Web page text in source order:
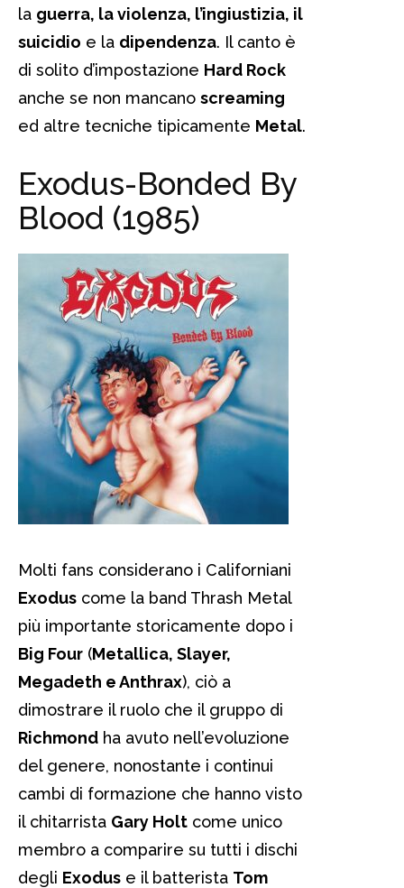
la guerra, la violenza, l’ingiustizia, il
suicidio e la dipendenza. Il canto è
di solito d’impostazione Hard Rock
anche se non mancano screaming
ed altre tecniche tipicamente Metal.
Exodus-Bonded By
Blood (1985)
Molti fans considerano i Californiani
Exodus come la band Thrash Metal
più importante storicamente dopo i
Big Four (Metallica, Slayer,
Megadeth e Anthrax), ciò a
dimostrare il ruolo che il gruppo di
Richmond ha avuto nell’evoluzione
del genere, nonostante i continui
cambi di formazione che hanno visto
il chitarrista Gary Holt come unico
membro a comparire su tutti i dischi
degli Exodus e il batterista Tom